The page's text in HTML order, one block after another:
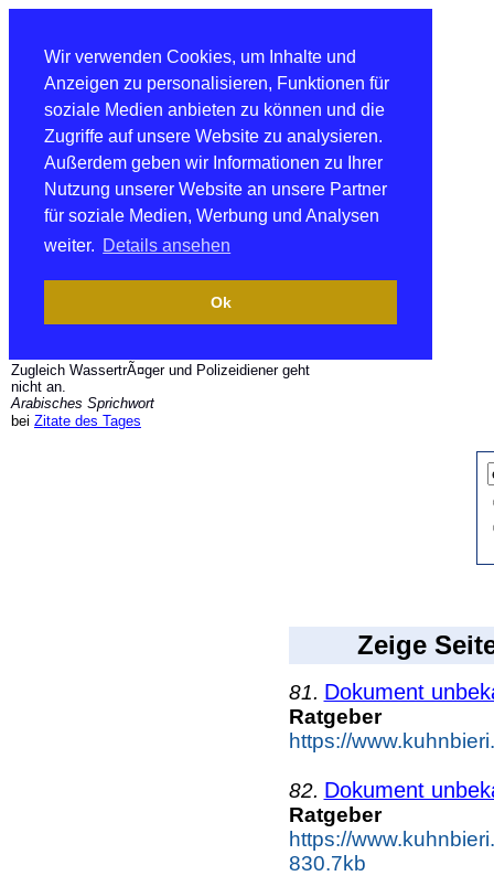
Wir verwenden Cookies, um Inhalte und
Anzeigen zu personalisieren, Funktionen für
soziale Medien anbieten zu können und die
Zugriffe auf unsere Website zu analysieren.
Außerdem geben wir Informationen zu Ihrer
Nutzung unserer Website an unsere Partner
für soziale Medien, Werbung und Analysen
weiter. Details ansehen
Ok
Zugleich WassertrÃ¤ger und Polizeidiener geht
nicht an.
Arabisches Sprichwort
bei Zitate des Tages
Zeige
81. Dokument
Ratgeber
https://
82. Dokument
Ratgeber
https://
830.7kb